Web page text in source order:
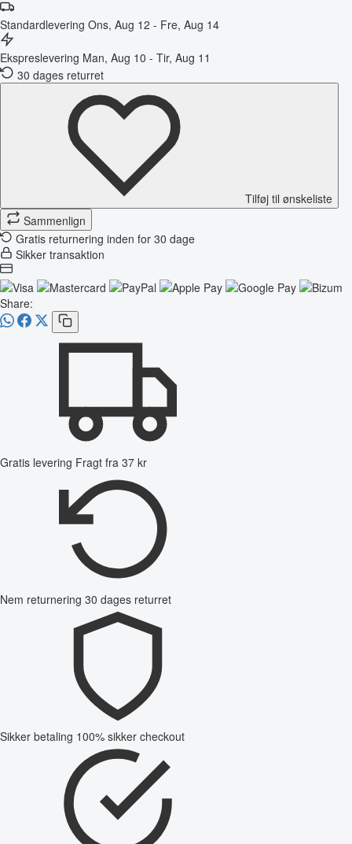
Standardlevering Ons, Aug 12 - Fre, Aug 14
Ekspreslevering Man, Aug 10 - Tir, Aug 11
30 dages returret
Tilføj til ønskeliste
Sammenlign
Gratis returnering inden for 30 dage
Sikker transaktion
Share:
Gratis levering Fragt fra 37 kr
Nem returnering 30 dages returret
Sikker betaling 100% sikker checkout